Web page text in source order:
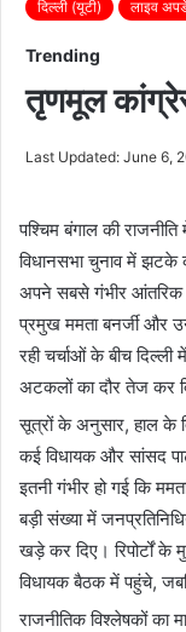
दिल्ली (यूटी) लाइव
Trending
तृणमूल
Last Updated: June 6,
पश्चिम बंगाल की
विधानसभा चुनाव में
अपने सबसे गंभीर आंतरिक
प्रमुख ममता बनर्जी और
रही चर्चाओं के बीच दिल्ली
अटकलों का दौर तेज कर
सूत्रों के अनुसार, हाल के
कई विधायक और सांसद
इतनी गंभीर हो गई कि
बड़ी संख्या में
खड़े कर दिए। रिपोर्टों के
विधायक बैठक में पहुंचे,
राजनीतिक विश्लेषकों का